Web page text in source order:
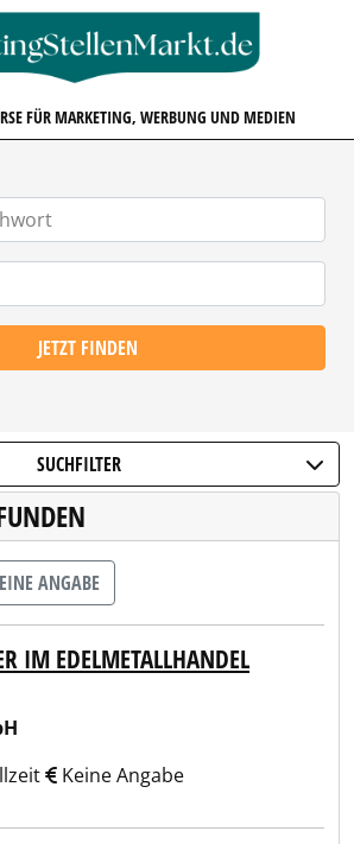
FÜR MARKETING, WERBUNG UND MEDIEN
JETZT FINDEN
SUCHFILTER
ANGABE
IM EDELMETALLHANDEL
Keine Angabe